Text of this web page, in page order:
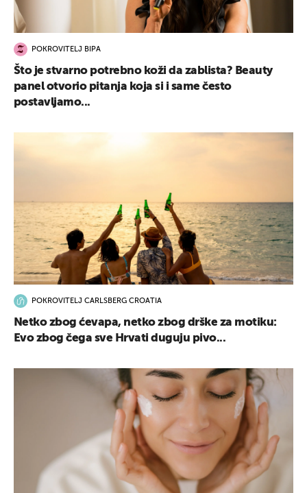
POKROVITELJ BIPA
Što je stvarno potrebno koži da zablista? Beauty
panel otvorio pitanja koja si i same često
postavljamo...
POKROVITELJ CARLSBERG CROATIA
Netko zbog ćevapa, netko zbog drške za motiku:
Evo zbog čega sve Hrvati duguju pivo...